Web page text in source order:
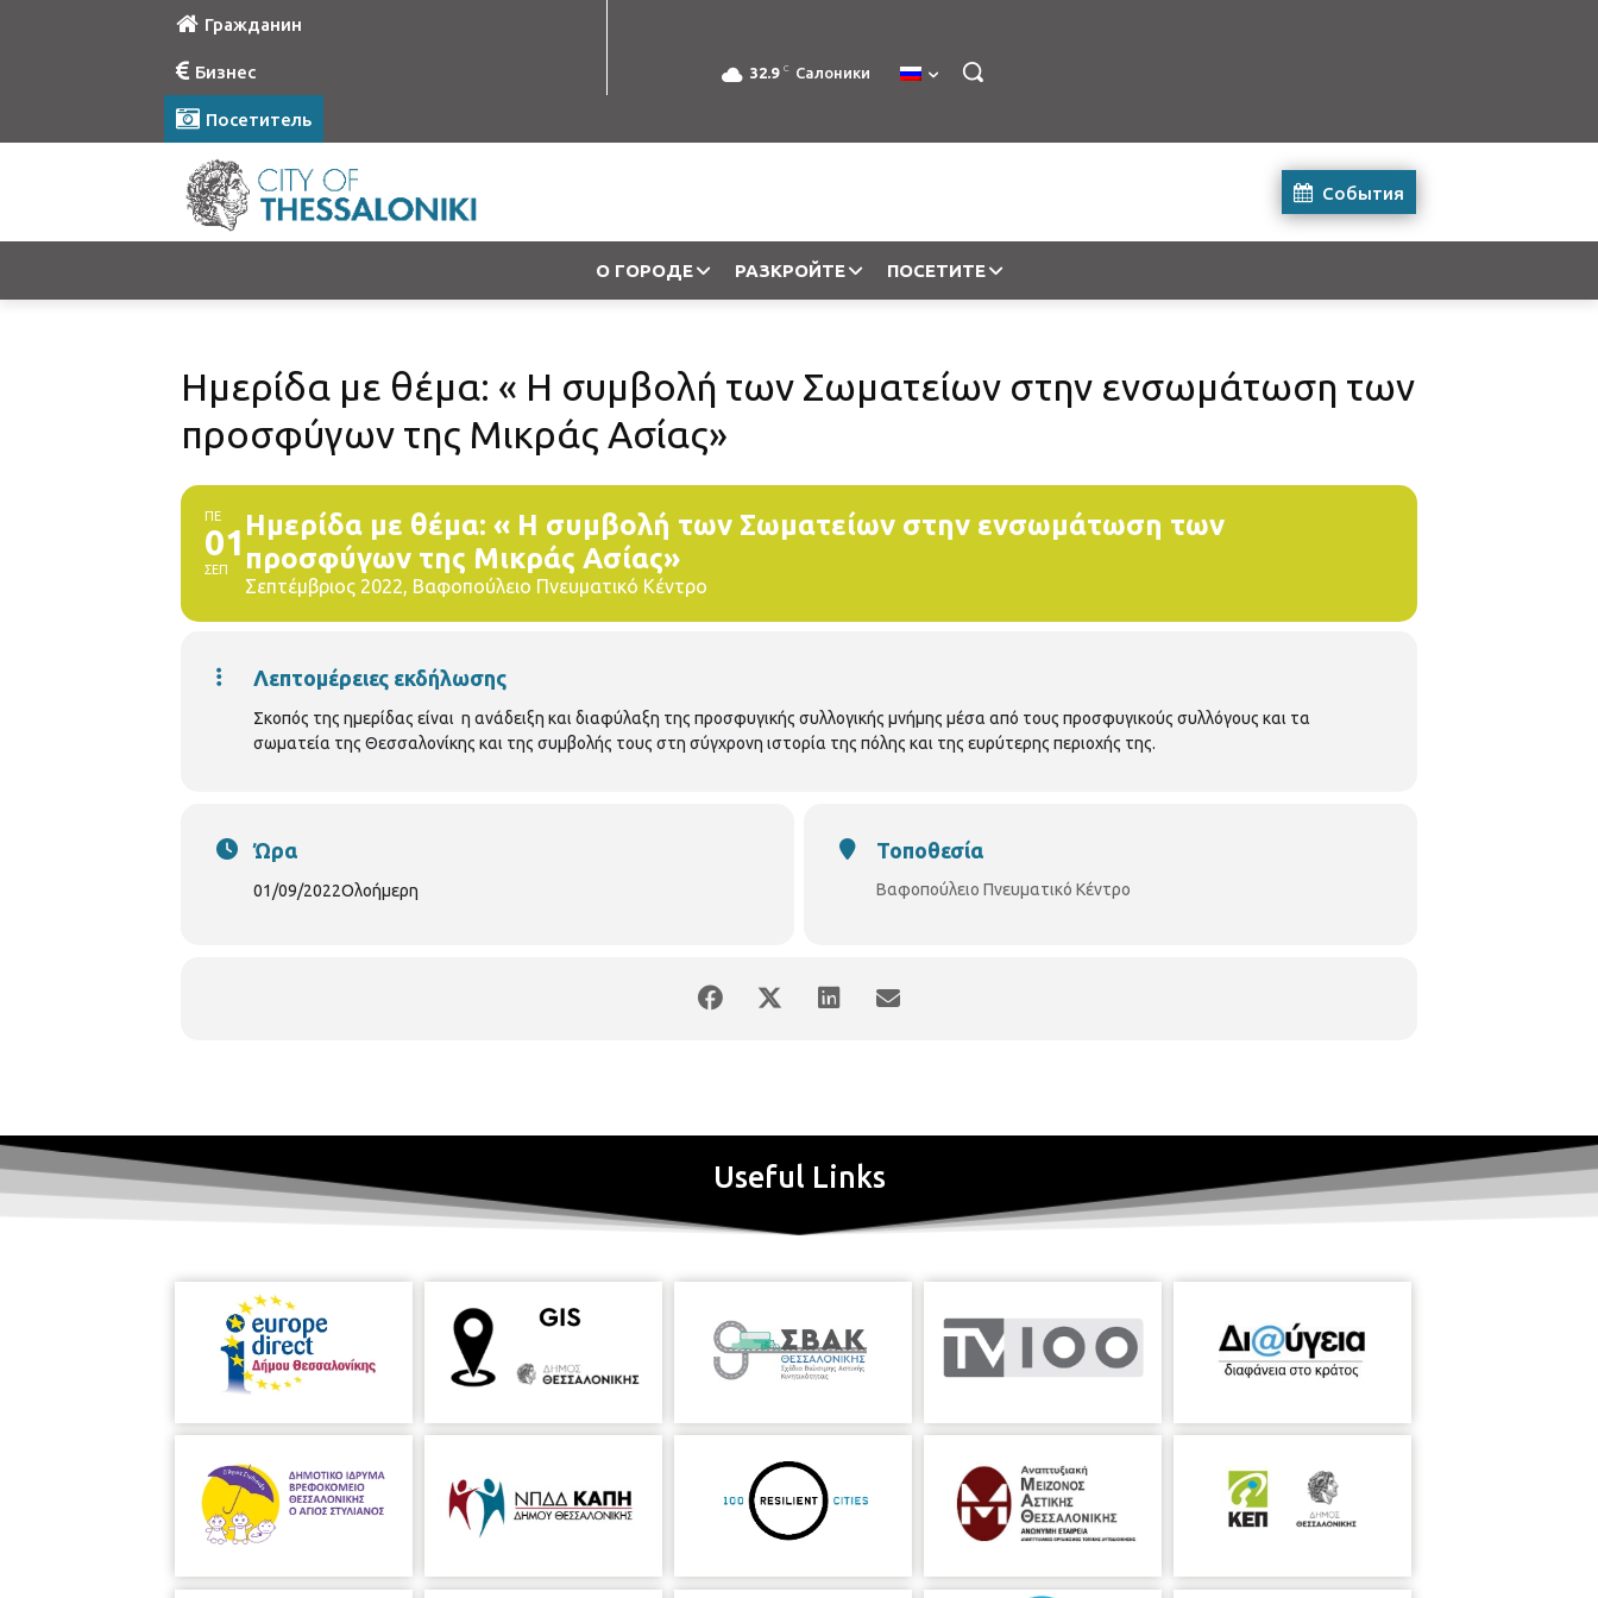
Гражданин
Бизнес
Посетитель
32.9 C Салоники
События
О ГОРОДЕ РАЗКРОЙТЕ ПОСЕТИТЕ
Ημερίδα με θέμα: « Η συμβολή των Σωματείων στην ενσωμάτωση των
προσφύγων της Μικράς Ασίας»
ΠΕ
01
ΣΕΠ
Ημερίδα με θέμα: « Η συμβολή των Σωματείων στην ενσωμάτωση των
προσφύγων της Μικράς Ασίας»
Σεπτέμβριος 2022, Βαφοπούλειο Πνευματικό Κέντρο
Λεπτομέρειες εκδήλωσης
Σκοπός της ημερίδας είναι η ανάδειξη και διαφύλαξη της προσφυγικής συλλογικής μνήμης μέσα από τους προσφυγικούς συλλόγους και τα
σωματεία της Θεσσαλονίκης και της συμβολής τους στη σύγχρονη ιστορία της πόλης και της ευρύτερης περιοχής της.
Ώρα
01/09/2022Ολοήμερη
Τοποθεσία
Βαφοπούλειο Πνευματικό Κέντρο
Useful Links